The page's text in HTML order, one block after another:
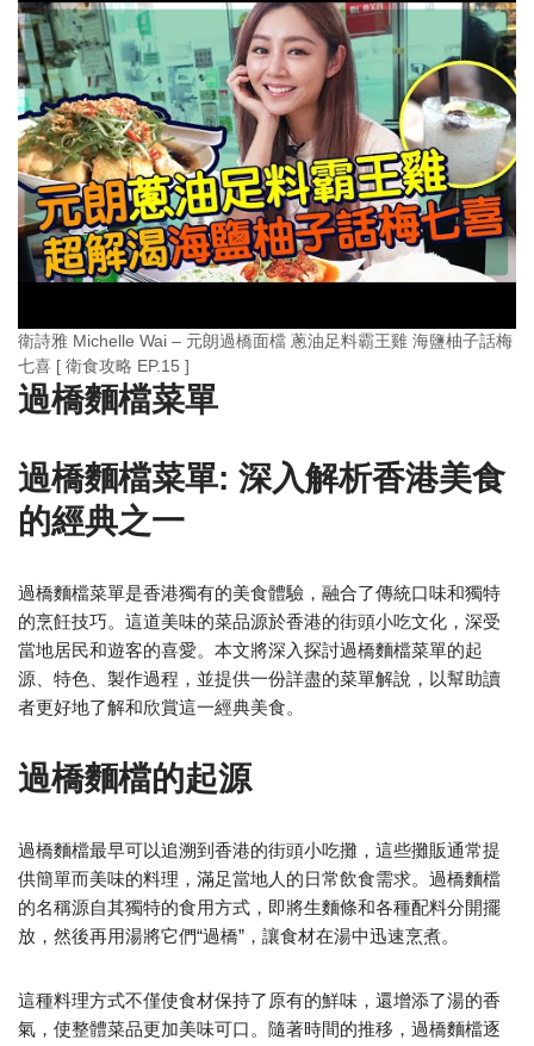
衛詩雅 Michelle Wai – 元朗過橋面檔 蔥油足料霸王雞 海鹽柚子話梅
七喜 [ 衛食攻略 EP.15 ]
過橋麵檔菜單
過橋麵檔菜單: 深入解析香港美食
的經典之一
過橋麵檔菜單是香港獨有的美食體驗，融合了傳統口味和獨特
的烹飪技巧。這道美味的菜品源於香港的街頭小吃文化，深受
當地居民和遊客的喜愛。本文將深入探討過橋麵檔菜單的起
源、特色、製作過程，並提供一份詳盡的菜單解說，以幫助讀
者更好地了解和欣賞這一經典美食。
過橋麵檔的起源
過橋麵檔最早可以追溯到香港的街頭小吃攤，這些攤販通常提
供簡單而美味的料理，滿足當地人的日常飲食需求。過橋麵檔
的名稱源自其獨特的食用方式，即將生麵條和各種配料分開擺
放，然後再用湯將它們“過橋”，讓食材在湯中迅速烹煮。
這種料理方式不僅使食材保持了原有的鮮味，還增添了湯的香
氣，使整體菜品更加美味可口。隨著時間的推移，過橋麵檔逐